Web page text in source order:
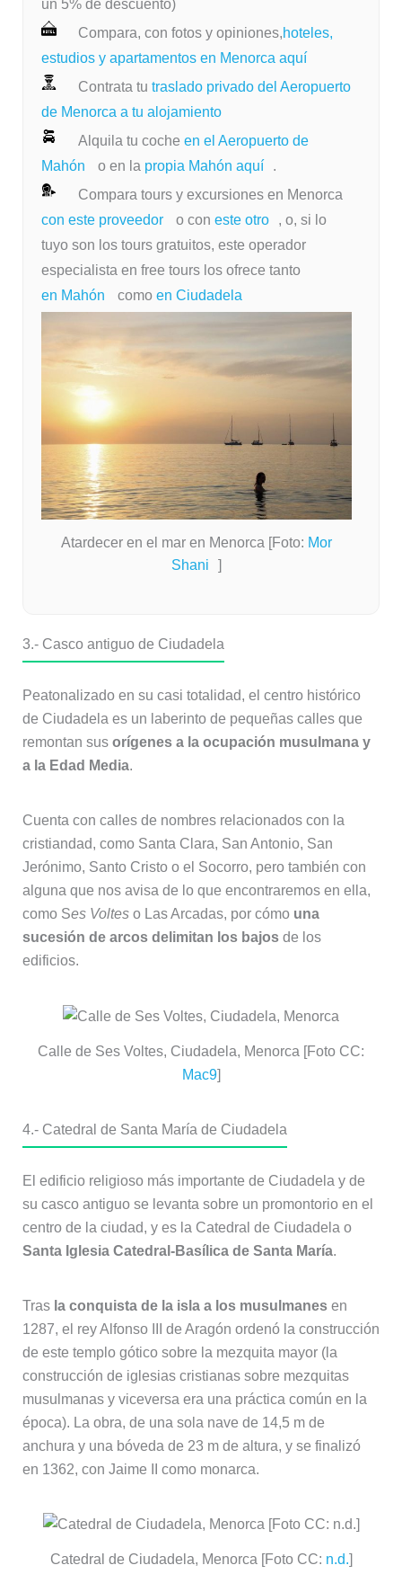
un 5% de descuento)
Compara, con fotos y opiniones,hoteles,
estudios y apartamentos en Menorca aquí
Contrata tu traslado privado del Aeropuerto
de Menorca a tu alojamiento
Alquila tu coche en el Aeropuerto de
Mahón
o en la propia Mahón aquí
.
Compara tours y excursiones en Menorca
con este proveedor
o con este otro
, o, si lo
tuyo son los tours gratuitos, este operador
especialista en free tours los ofrece tanto
en Mahón
como en Ciudadela
Atardecer en el mar en Menorca [Foto: Mor
Shani
]
3.- Casco antiguo de Ciudadela
Peatonalizado en su casi totalidad, el centro histórico
de Ciudadela es un laberinto de pequeñas calles que
remontan sus orígenes a la ocupación musulmana y
a la Edad Media.
Cuenta con calles de nombres relacionados con la
cristiandad, como Santa Clara, San Antonio, San
Jerónimo, Santo Cristo o el Socorro, pero también con
alguna que nos avisa de lo que encontraremos en ella,
como Ses Volteso Las Arcadas, por cómo una
sucesión de arcos delimitan los bajosde los
edificios.
Calle de Ses Voltes, Ciudadela, Menorca [Foto CC:
Mac9]
4.- Catedral de Santa María de Ciudadela
El edificio religioso más importante de Ciudadela y de
su casco antiguo se levanta sobre un promontorio en el
centro de la ciudad, y es la Catedral de Ciudadela o
Santa Iglesia Catedral-Basílica de Santa María.
Tras la conquista de la isla a los musulmanesen
1287, el rey Alfonso III de Aragón ordenó la construcción
de este templo gótico sobre la mezquita mayor (la
construcción de iglesias cristianas sobre mezquitas
musulmanas y viceversa era una práctica común en la
época). La obra, de una sola nave de 14,5 m de
anchura y una bóveda de 23 m de altura, y se finalizó
en 1362, con Jaime II como monarca.
Catedral de Ciudadela, Menorca [Foto CC: n.d.]